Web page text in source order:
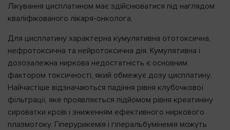
Лікування цисплатином має здійснюватися під наглядом
кваліфікованого лікаря-онколога.
Для цисплатину характерна кумулятивна ототоксична,
нефротоксична та нейротоксична дія. Кумулятивна і
дозозалежна ниркова недостатність є основним
фактором токсичності, який обмежує дозу цисплатину.
Найчастіше відзначаються падіння рівня клубочкової
фільтрації, яке проявляється підйомом рівня креатиніну
сироватки крові і зниженням ефективного ниркового
плазмотоку. Гіперурикемія і гіперальбумінемія можуть